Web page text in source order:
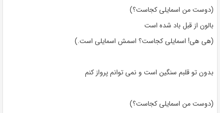
(دوست من اسمایلی کجاست؟)
بالون از قبل باد شده است
(هی هی! اسمایلی کجاست؟ اسمش اسمایلی است.)
بدون تو قلبم سنگین است و نمی توانم پرواز کنم
(دوست من اسمایلی کجاست؟)